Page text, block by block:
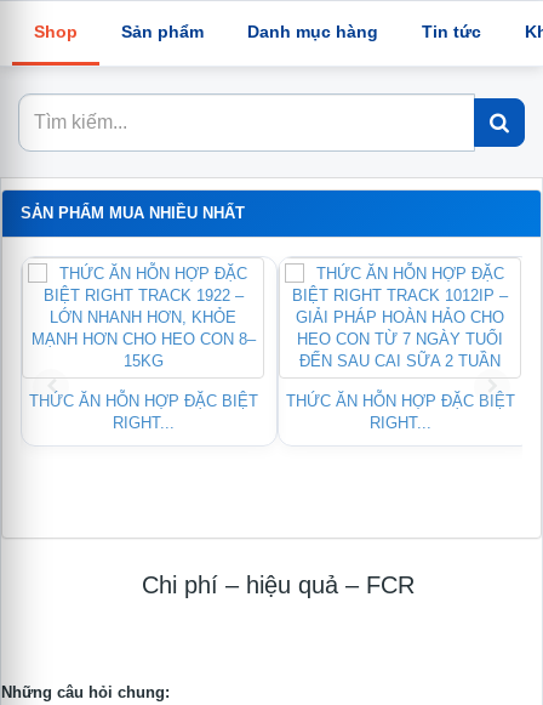
Shop Sản phẩm Danh mục hàng Tin tức
SẢN PHẨM MUA NHIỀU NHẤT
THỨC ĂN HỖN HỢP ĐẶC BIỆT
RIGHT...
THỨC ĂN HỖN HỢP ĐẶC BIỆT
RIGHT...
Chi phí – hiệu quả – FCR
Những câu hỏi chung: